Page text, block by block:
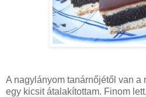
A nagylányom tanárnőjétől van a
egy kicsit átalakítottam. Finom